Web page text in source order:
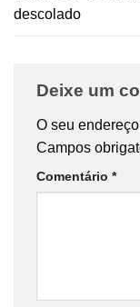
descolado
Deixe um
O seu
Campos
Comentário *